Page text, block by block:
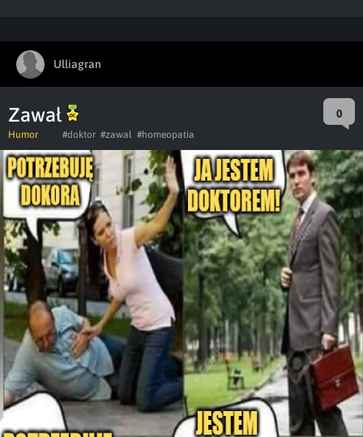
Ulliagran
Zawał 0
Humor #doktor #zawal #homeopatia